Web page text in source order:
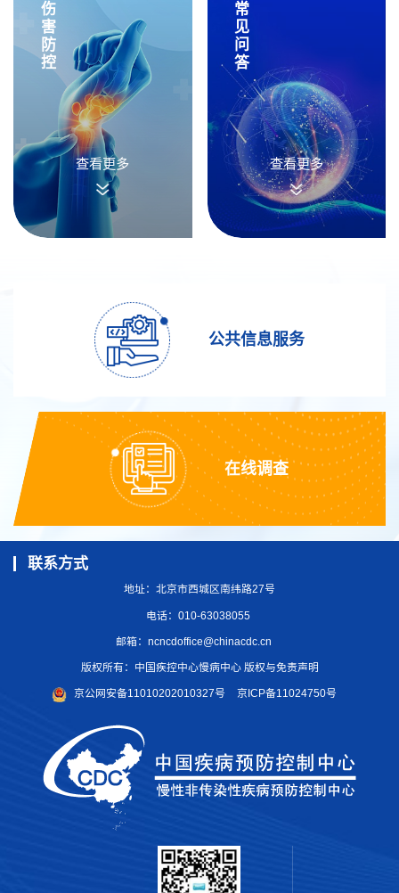
伤
害
防
控
查看更多
常
见
问
答
查看更多
公共信息服务
在线调查
联系方式
地址：北京市西城区南纬路27号
电话：010-63038055
邮箱：ncncdoffice@chinacdc.cn
版权所有：中国疾控中心慢病中心 版权与免责声明
京公网安备11010202010327号 京ICP备11024750号